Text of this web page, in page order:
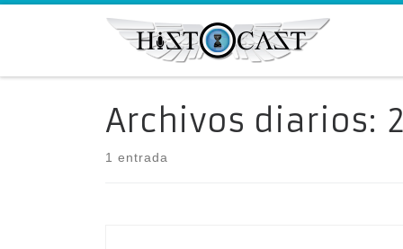
Saltar al contenido
Archivos diarios:
1 entrada